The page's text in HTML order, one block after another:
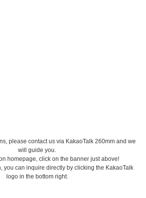
please contact us via KakaoTalk 260mm and we
will guide you.
homepage, click on the banner just above!
you can inquire directly by clicking the KakaoTalk
logo in the bottom right.